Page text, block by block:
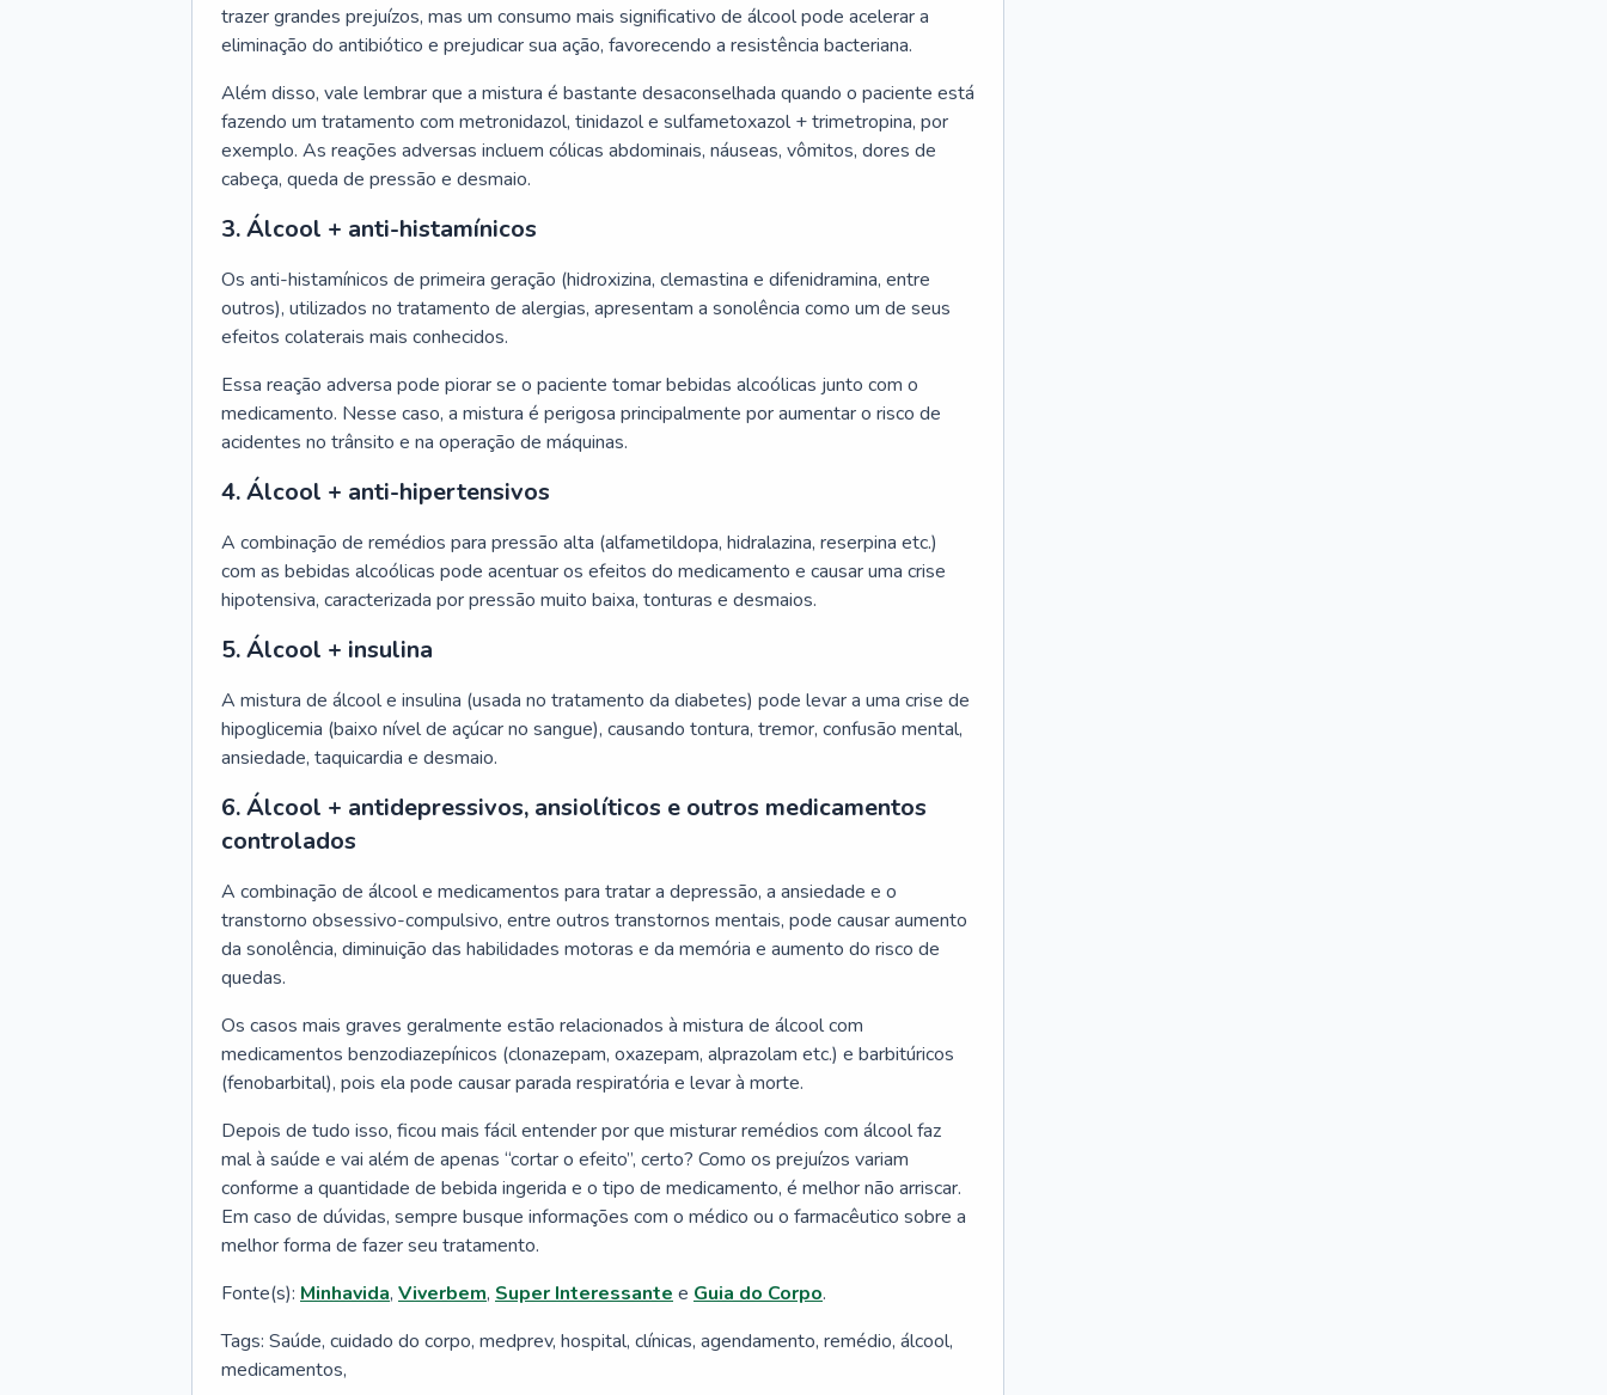
trazer grandes prejuízos, mas um consumo mais significativo de álcool pode acelerar a
eliminação do antibiótico e prejudicar sua ação, favorecendo a resistência bacteriana.
Além disso, vale lembrar que a mistura é bastante desaconselhada quando o paciente está
fazendo um tratamento com metronidazol, tinidazol e sulfametoxazol + trimetropina, por
exemplo. As reações adversas incluem cólicas abdominais, náuseas, vômitos, dores de
cabeça, queda de pressão e desmaio.
3. Álcool + anti-histamínicos
Os anti-histamínicos de primeira geração (hidroxizina, clemastina e difenidramina, entre
outros), utilizados no tratamento de alergias, apresentam a sonolência como um de seus
efeitos colaterais mais conhecidos.
Essa reação adversa pode piorar se o paciente tomar bebidas alcoólicas junto com o
medicamento. Nesse caso, a mistura é perigosa principalmente por aumentar o risco de
acidentes no trânsito e na operação de máquinas.
4. Álcool + anti-hipertensivos
A combinação de remédios para pressão alta (alfametildopa, hidralazina, reserpina etc.)
com as bebidas alcoólicas pode acentuar os efeitos do medicamento e causar uma crise
hipotensiva, caracterizada por pressão muito baixa, tonturas e desmaios.
5. Álcool + insulina
A mistura de álcool e insulina (usada no tratamento da diabetes) pode levar a uma crise de
hipoglicemia (baixo nível de açúcar no sangue), causando tontura, tremor, confusão mental,
ansiedade, taquicardia e desmaio.
6. Álcool + antidepressivos, ansiolíticos e outros medicamentos
controlados
A combinação de álcool e medicamentos para tratar a depressão, a ansiedade e o
transtorno obsessivo-compulsivo, entre outros transtornos mentais, pode causar aumento
da sonolência, diminuição das habilidades motoras e da memória e aumento do risco de
quedas.
Os casos mais graves geralmente estão relacionados à mistura de álcool com
medicamentos benzodiazepínicos (clonazepam, oxazepam, alprazolam etc.) e barbitúricos
(fenobarbital), pois ela pode causar parada respiratória e levar à morte.
Depois de tudo isso, ficou mais fácil entender por que misturar remédios com álcool faz
mal à saúde e vai além de apenas “cortar o efeito”, certo? Como os prejuízos variam
conforme a quantidade de bebida ingerida e o tipo de medicamento, é melhor não arriscar.
Em caso de dúvidas, sempre busque informações com o médico ou o farmacêutico sobre a
melhor forma de fazer seu tratamento.
Fonte(s): Minhavida, Viverbem, Super Interessante e Guia do Corpo.
Tags: Saúde, cuidado do corpo, medprev, hospital, clínicas, agendamento, remédio, álcool,
medicamentos,